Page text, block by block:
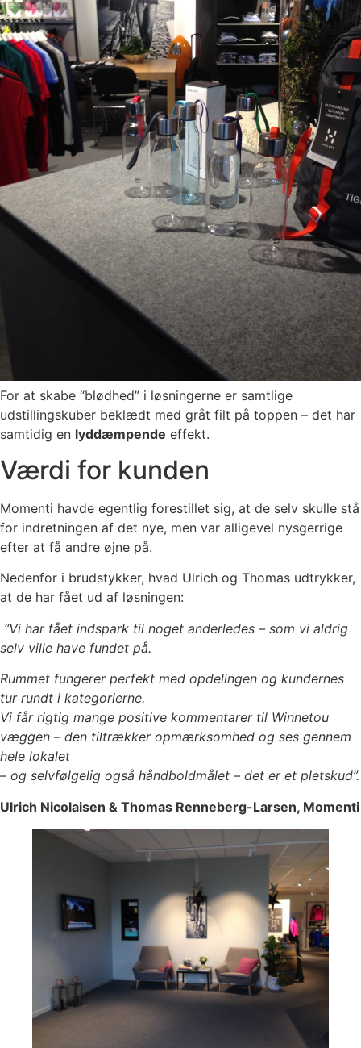
For at skabe “blødhed” i løsningerne er samtlige
udstillingskuber beklædt med gråt filt på toppen – det har
samtidig en lyddæmpende effekt.
Værdi for kunden
Momenti havde egentlig forestillet sig, at de selv skulle stå
for indretningen af det nye, men var alligevel nysgerrige
efter at få andre øjne på.
Nedenfor i brudstykker, hvad Ulrich og Thomas udtrykker,
at de har fået ud af løsningen:
“Vi har fået indspark til noget anderledes – som vi aldrig
selv ville have fundet på.
Rummet fungerer perfekt med opdelingen og kundernes
tur rundt i kategorierne.
Vi får rigtig mange positive kommentarer til Winnetou
væggen – den tiltrækker opmærksomhed og ses gennem
hele lokalet
– og selvfølgelig også håndboldmålet – det er et pletskud”.
Ulrich Nicolaisen & Thomas Renneberg-Larsen, Momenti